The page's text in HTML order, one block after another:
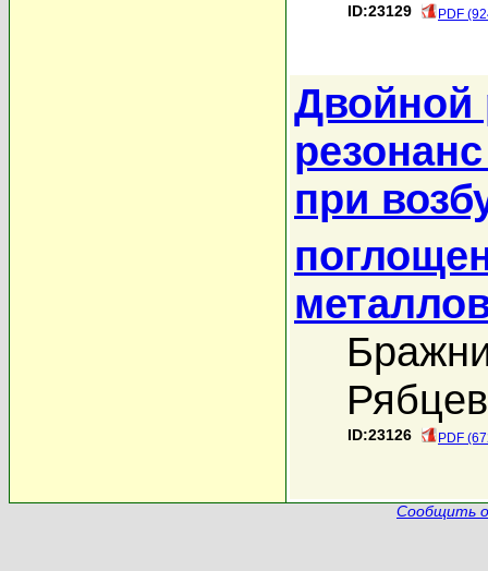
ID:23129 PDF
Двойной
при
ID:23126 PDF
Сообщить о